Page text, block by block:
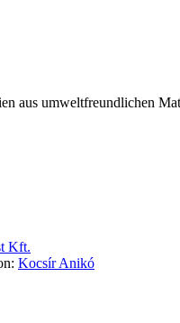
aus umweltfreundlichen
Kft.
Kocsír Anikó